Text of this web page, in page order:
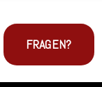
FRAGEN?